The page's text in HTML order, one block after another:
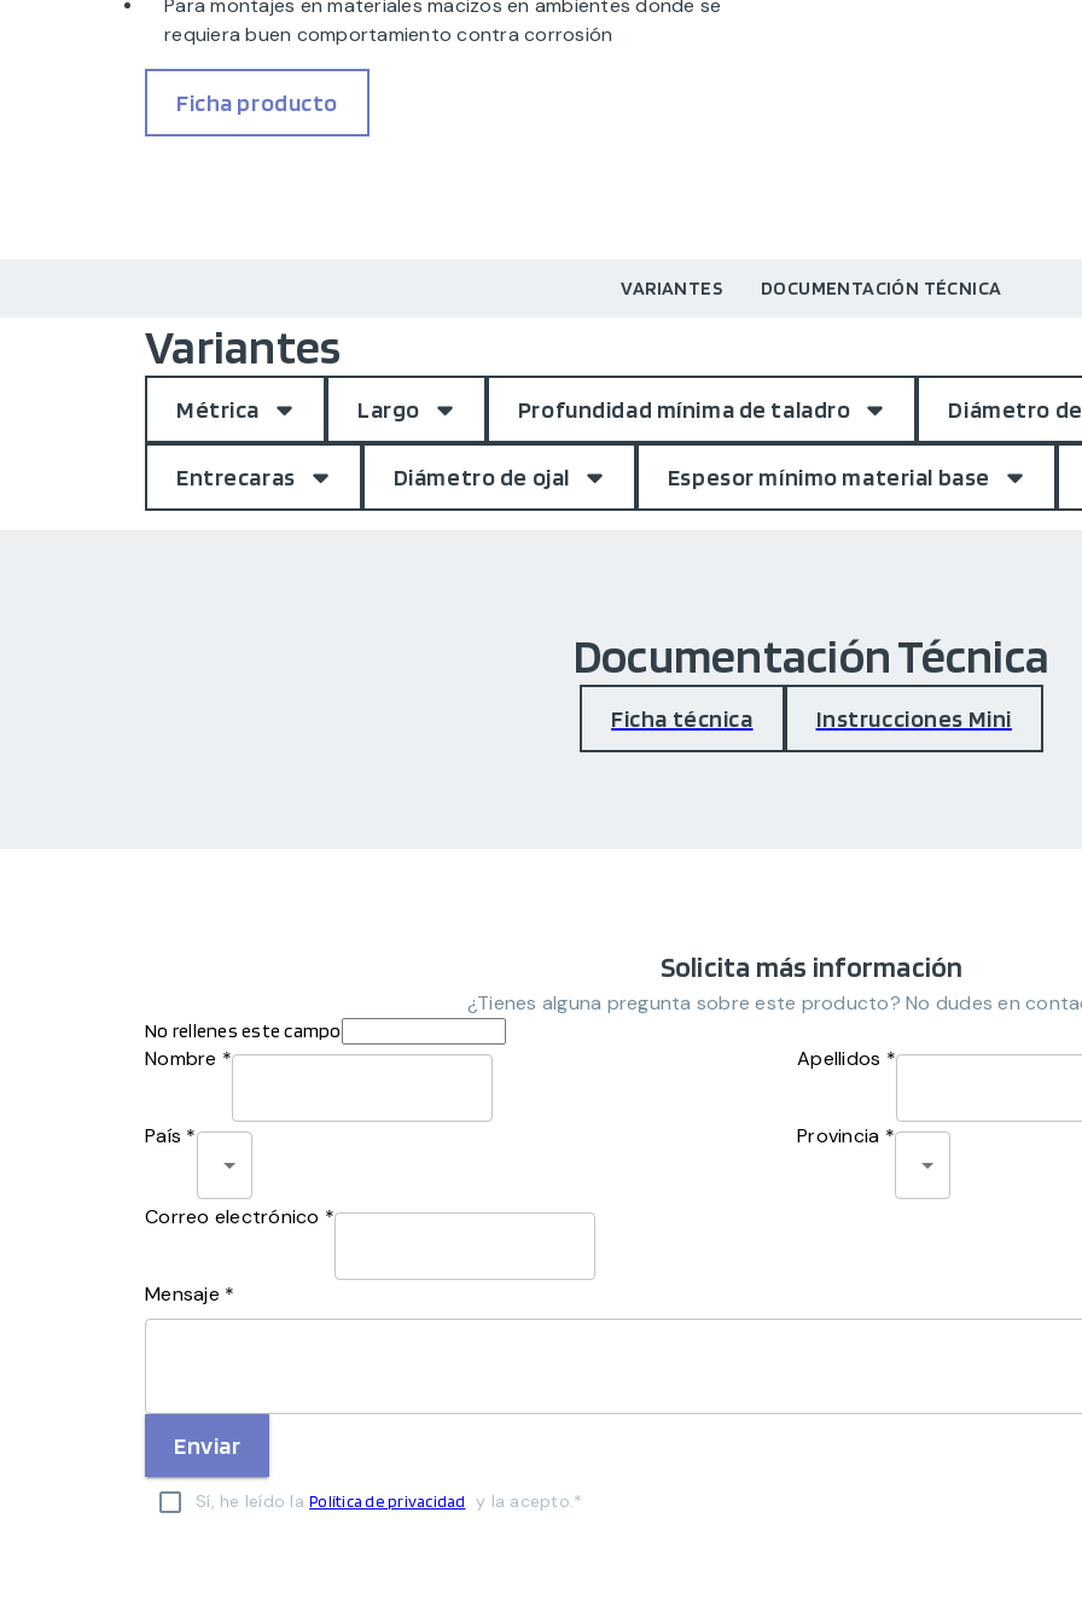
Para montajes en materiales macizos en ambientes donde se
requiera buen comportamiento contra corrosión
Ficha producto
VARIANTES DOCUMENTACIÓN TÉCNICA
Variantes
Métrica Largo Profundidad mínima de taladro Diámetro
Entrecaras Diámetro de ojal Espesor mínimo material base
Documentación Técnica
Ficha técnica Instrucciones Mini
Solicita más información
¿Tienes alguna pregunta sobre este producto? No dudes en
No rellenes este campo
Nombre * Apellidos *
País * Provincia *
Correo electrónico *
Mensaje *
Enviar
Sí, he leído la Política de privacidad y la acepto.*